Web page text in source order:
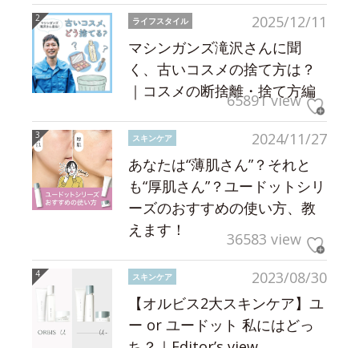
2025/12/11
ライフスタイル
マシンガンズ滝沢さんに聞
く、古いコスメの捨て方は？
｜コスメの断捨離・捨て方編
65891 view
2024/11/27
スキンケア
あなたは“薄肌さん”？それと
も“厚肌さん”？ユードットシリ
ーズのおすすめの使い方、教
えます！
36583 view
2023/08/30
スキンケア
【オルビス2大スキンケア】ユ
ー or ユードット 私にはどっ